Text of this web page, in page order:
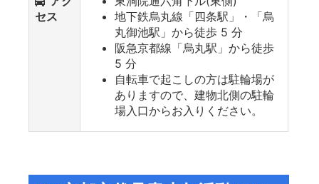
セス
地下鉄烏丸線「四条駅」・「烏
丸御池駅」から徒歩 5 分
阪急京都線「烏丸駅」から徒歩
5 分
自転車で起こしの方は駐輪場が
ありますので、建物北側の駐輪
場入口からお入りください。